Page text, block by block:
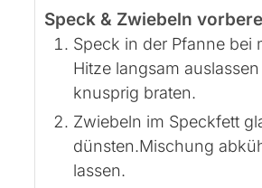
Speck & Zwiebeln
Speck in der Pfanne bei
Hitze langsam
knusprig braten.
Zwiebeln im Speckfett
dünsten.Mischung
lassen.